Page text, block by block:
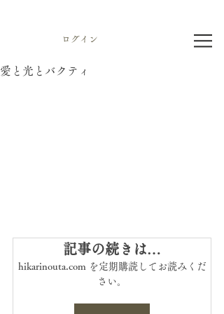
ログイン
愛と光とバクティ
記事の続きは…
hikarinouta.com を定期購読してお読みくだ
さい。